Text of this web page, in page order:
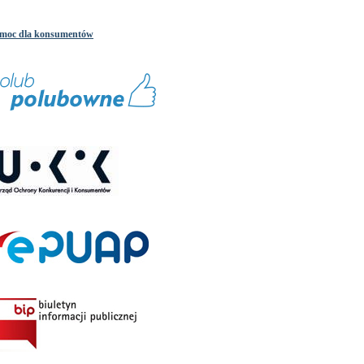
dla konsumentów